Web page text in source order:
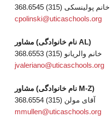
خانم پولینسکی (315) 368.6545
cpolinski@uticaschools.org
مشاور (نام خانوادگی AL)
خانم والریانو (315) 368.6553
jvaleriano@uticaschools.org
مشاور (نام خانوادگی M-Z)
آقای مولن (315) 368.6554
mmullen@uticaschools.org